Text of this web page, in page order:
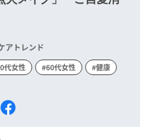
アトレンド
代女性 #60代女性
#健康